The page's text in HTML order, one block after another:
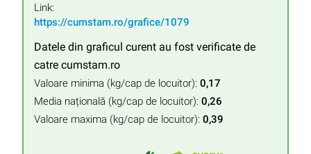
Link:
https://cumstam.ro/grafice/1079
Datele din graficul curent au fost verificate de
catre cumstam.ro
Valoare minima (kg/cap de locuitor): 0,17
Media națională (kg/cap de locuitor): 0,26
Valoare maxima (kg/cap de locuitor): 0,39